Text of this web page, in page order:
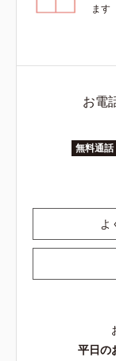
ます
お電
無料通話
よ
平日の